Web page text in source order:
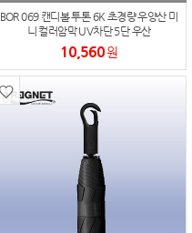
BOR 069 캔디볼 투톤 6K 초경량 우양산 미
니 컬러암막 UV차단 5단 우산
10,560원